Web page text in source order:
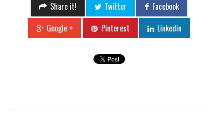
Share it! Twitter
Facebook
Google +
Pinterest Linkedin